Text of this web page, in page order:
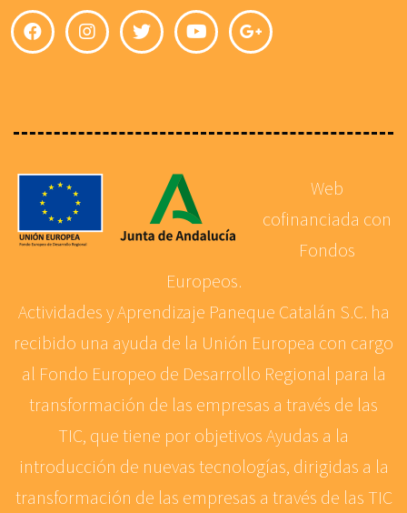
Web
cofinanciada con
Fondos
Europeos.
Actividades y Aprendizaje Paneque Catalán S.C. ha
recibido una ayuda de la Unión Europea con cargo
al Fondo Europeo de Desarrollo Regional para la
transformación de las empresas a través de las
TIC, que tiene por objetivos Ayudas a la
introducción de nuevas tecnologías, dirigidas a la
transformación de las empresas a través de las TIC